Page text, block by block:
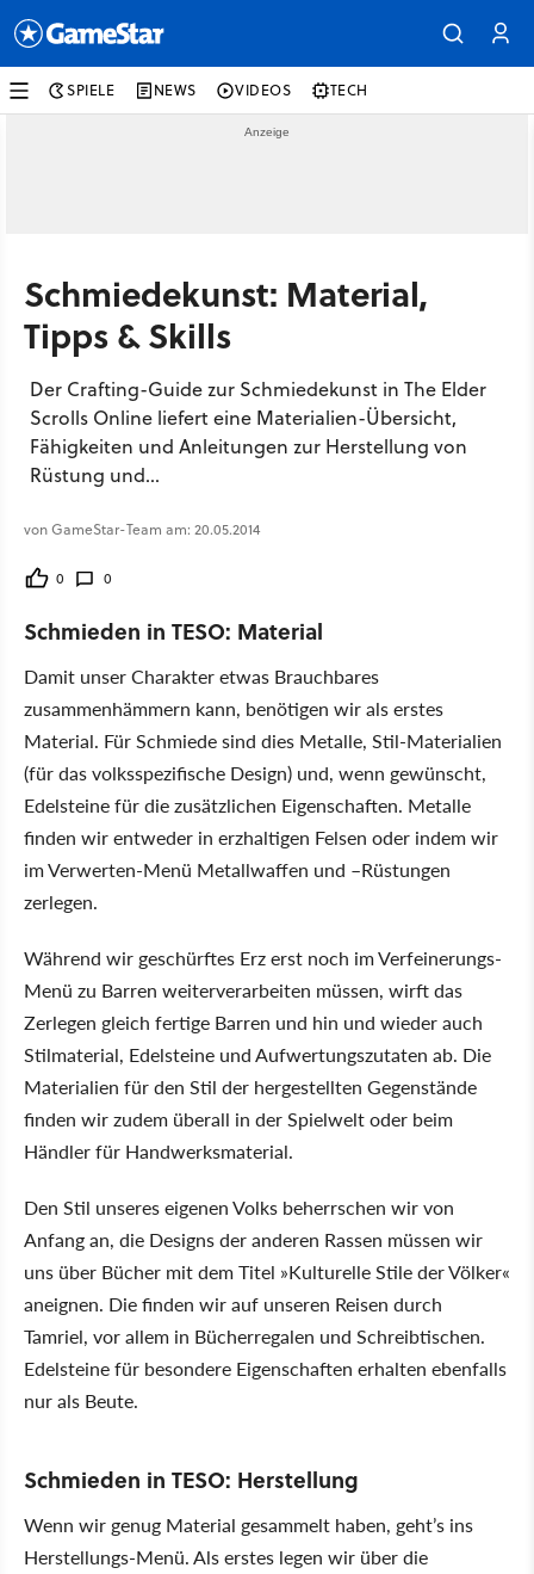
SPIELE NEWS VIDEOS TECH
Schmiedekunst: Material,
Tipps & Skills
Der Crafting-Guide zur Schmiedekunst in The Elder
Scrolls Online liefert eine Materialien-Übersicht,
Fähigkeiten und Anleitungen zur Herstellung von
Rüstung und...
von GameStar-Team am: 20.05.2014
0 0
Schmieden in TESO: Material
Damit unser Charakter etwas Brauchbares
zusammenhämmern kann, benötigen wir als erstes
Material. Für Schmiede sind dies Metalle, Stil-Materialien
(für das volksspezifische Design) und, wenn gewünscht,
Edelsteine für die zusätzlichen Eigenschaften. Metalle
finden wir entweder in erzhaltigen Felsen oder indem wir
im Verwerten-Menü Metallwaffen und –Rüstungen
zerlegen.
Während wir geschürftes Erz erst noch im Verfeinerungs-
Menü zu Barren weiterverarbeiten müssen, wirft das
Zerlegen gleich fertige Barren und hin und wieder auch
Stilmaterial, Edelsteine und Aufwertungszutaten ab. Die
Materialien für den Stil der hergestellten Gegenstände
finden wir zudem überall in der Spielwelt oder beim
Händler für Handwerksmaterial.
Den Stil unseres eigenen Volks beherrschen wir von
Anfang an, die Designs der anderen Rassen müssen wir
uns über Bücher mit dem Titel »Kulturelle Stile der Völker«
aneignen. Die finden wir auf unseren Reisen durch
Tamriel, vor allem in Bücherregalen und Schreibtischen.
Edelsteine für besondere Eigenschaften erhalten ebenfalls
nur als Beute.
Schmieden in TESO: Herstellung
Wenn wir genug Material gesammelt haben, geht’s ins
Herstellungs-Menü. Als erstes legen wir über die